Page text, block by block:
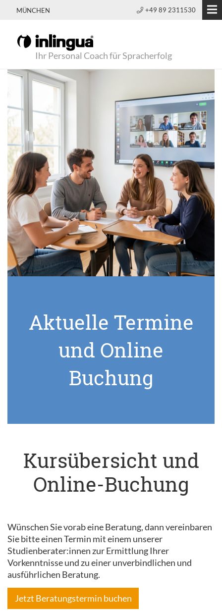
MÜNCHEN +49 89 2311530
Ihr Personal Coach für Spracherfolg
Aktuelle Termine
und Online
Buchung
Kursübersicht und
Online-Buchung
Wünschen Sie vorab eine Beratung, dann vereinbaren
Sie bitte einen Termin mit einem unserer
Studienberater:innen zur Ermittlung Ihrer
Vorkenntnisse und zu einer unverbindlichen und
ausführlichen Beratung.
Jetzt Beratungstermin buchen